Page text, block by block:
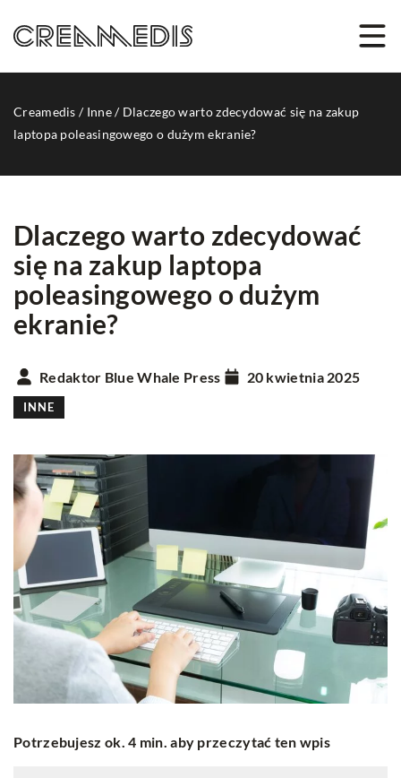
Creamedis / Inne/ Dlaczego warto zdecydować się na zakup
laptopa poleasingowego o dużym ekranie?
Dlaczego warto zdecydować
się na zakup laptopa
poleasingowego o dużym
ekranie?
Redaktor Blue Whale Press 20 kwietnia 2025
INNE
Potrzebujesz ok. 4 min. aby przeczytać ten wpis